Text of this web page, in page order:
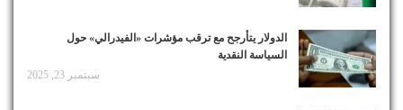
الدولار يتأرجح مع ترقب مؤشرات «الفيدرالي» حول
السياسة النقدية
سبتمبر 23, 2025